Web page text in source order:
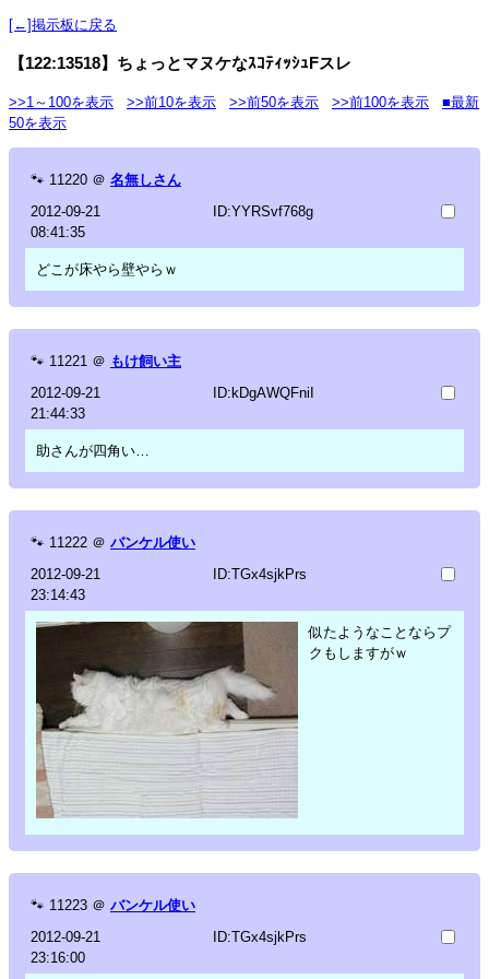
[←]掲示板に戻る
【122:13518】ちょっとマヌケなｽｺﾃｨｯｼｭFスレ
>>1～100を表示 >>前10を表示 >>前50を表示 >>前100を表示
■最新
50を表示
🐾 11220 ＠ 名無しさん
2012-09-21
08:41:35
ID:YYRSvf768g
どこが床やら壁やらｗ
🐾 11221 ＠ もけ飼い主
2012-09-21
21:44:33
ID:kDgAWQFniI
助さんが四角い…
🐾 11222 ＠ バンケル使い
2012-09-21
23:14:43
ID:TGx4sjkPrs
似たようなことならプ
クもしますがｗ
🐾 11223 ＠ バンケル使い
2012-09-21
23:16:00
ID:TGx4sjkPrs